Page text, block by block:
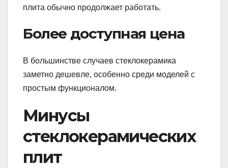
плита обычно продолжает работать.
Более доступная цена
В большинстве случаев стеклокерамика
заметно дешевле, особенно среди моделей с
простым функционалом.
Минусы
стеклокерамических
плит